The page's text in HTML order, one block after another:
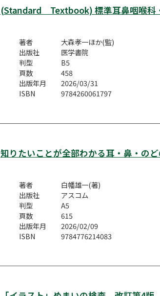
(Standard Textbook) 標準耳鼻咽喉
著者
大森孝一ほか(監)
出版社
医学書院
判型
B5
頁数
458
出版年月
2026/03/31
ISBN
9784260061797
知りたいことが全部わかる耳・鼻・の
著者
白幡雄一(著)
出版社
アスコム
判型
A5
頁数
615
出版年月
2026/02/09
ISBN
9784776214083